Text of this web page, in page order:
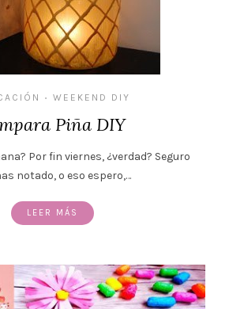
• WEEKEND DIY
Piña DIY
Por fin viernes, ¿verdad? Seguro
notado, o eso espero,…
LEER MÁS